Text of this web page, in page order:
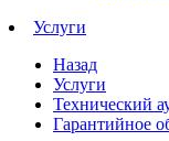
Услуги
Назад
Услуги
Технический
Гарантийное